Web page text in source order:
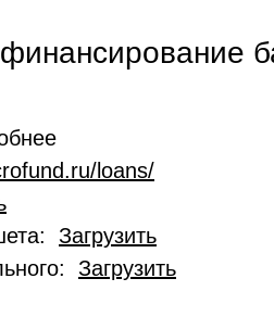
loans/
Загрузить
Загрузить